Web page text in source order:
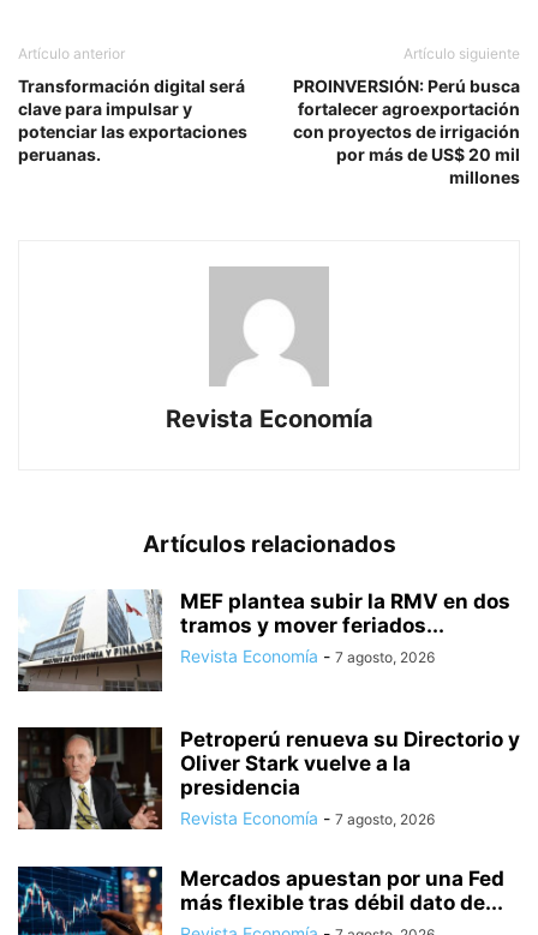
Artículo anterior
Transformación digital será
clave para impulsar y
potenciar las exportaciones
peruanas.
Artículo siguiente
PROINVERSIÓN: Perú busca
fortalecer agroexportación
con proyectos de irrigación
por más de US$ 20 mil
millones
Revista Economía
Artículos relacionados
MEF plantea subir la RMV en dos
tramos y mover feriados...
Revista Economía - 7 agosto, 2026
Petroperú renueva su Directorio y
Oliver Stark vuelve a la
presidencia
Revista Economía - 7 agosto, 2026
Mercados apuestan por una Fed
más flexible tras débil dato de...